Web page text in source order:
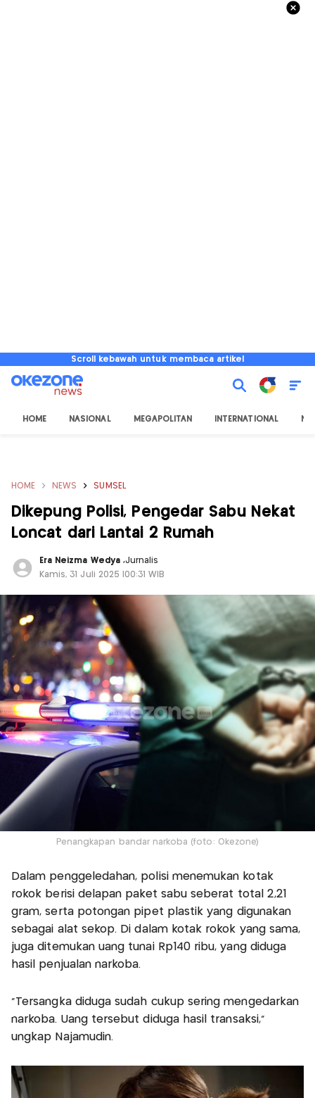
Scroll kebawah untuk membaca artikel
HOME NASIONAL MEGAPOLITAN INTERNATIONAL
HOME NEWS SUMSEL
Dikepung Polisi, Pengedar Sabu Nekat
Loncat dari Lantai 2 Rumah
Era Neizma Wedya ,Jurnalis
Kamis, 31 Juli 2025 |00:31 WIB
Penangkapan bandar narkoba (foto: Okezone)
Dalam penggeledahan, polisi menemukan kotak
rokok berisi delapan paket sabu seberat total 2,21
gram, serta potongan pipet plastik yang digunakan
sebagai alat sekop. Di dalam kotak rokok yang sama,
juga ditemukan uang tunai Rp140 ribu, yang diduga
hasil penjualan narkoba.
“Tersangka diduga sudah cukup sering mengedarkan
narkoba. Uang tersebut diduga hasil transaksi,”
ungkap Najamudin.